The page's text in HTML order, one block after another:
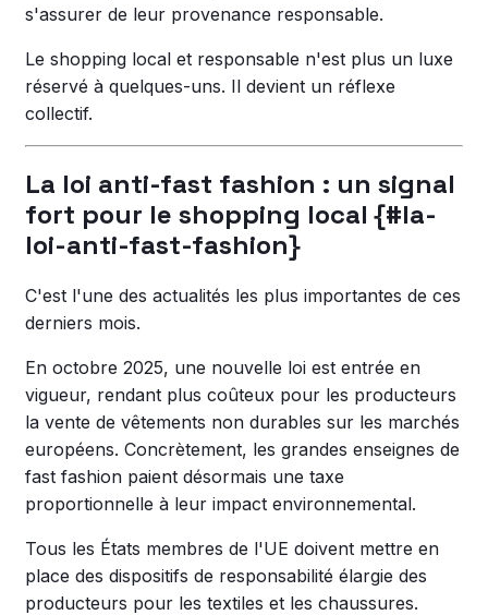
s'assurer de leur provenance responsable.
Le shopping local et responsable n'est plus un luxe
réservé à quelques-uns. Il devient un réflexe
collectif.
La loi anti-fast fashion : un signal
fort pour le shopping local {#la-
loi-anti-fast-fashion}
C'est l'une des actualités les plus importantes de ces
derniers mois.
En octobre 2025, une nouvelle loi est entrée en
vigueur, rendant plus coûteux pour les producteurs
la vente de vêtements non durables sur les marchés
européens. Concrètement, les grandes enseignes de
fast fashion paient désormais une taxe
proportionnelle à leur impact environnemental.
Tous les États membres de l'UE doivent mettre en
place des dispositifs de responsabilité élargie des
producteurs pour les textiles et les chaussures.